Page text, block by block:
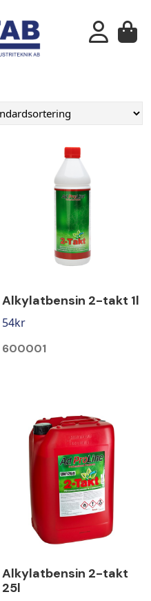
Alkylatbensin 2-takt 1l
54kr
600001
Alkylatbensin 2-takt
25l